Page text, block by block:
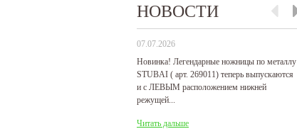
НОВОСТИ
07.07.2026
Новинка! Легендарные ножницы по металлу
STUBAI ( арт. 269011) теперь выпускаются
и с ЛЕВЫМ расположением нижней
режущей...
Читать дальше